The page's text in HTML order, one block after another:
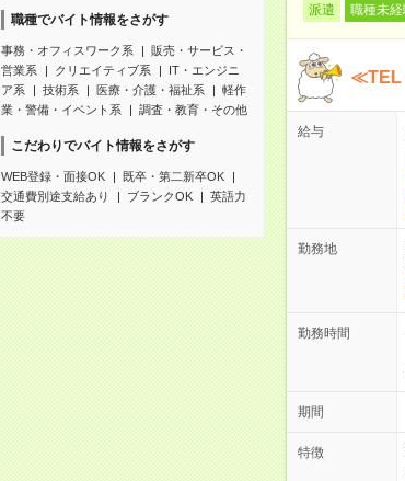
職種でバイト情報をさがす
事務・オフィスワーク系
販売・サービス・
営業系
クリエイティブ系
IT・エンジニ
ア系
技術系 医療・介護・福祉系
軽作
業・警備・イベント系
調査・教育・その他
こだわりでバイト情報をさがす
WEB登録・面接OK
既卒・第二新卒OK
交通費別途支給あり
ブランクOK
英語力
不要
派遣 職種未経
≪TEL
給与
勤務地
勤務時間
期間
特徴